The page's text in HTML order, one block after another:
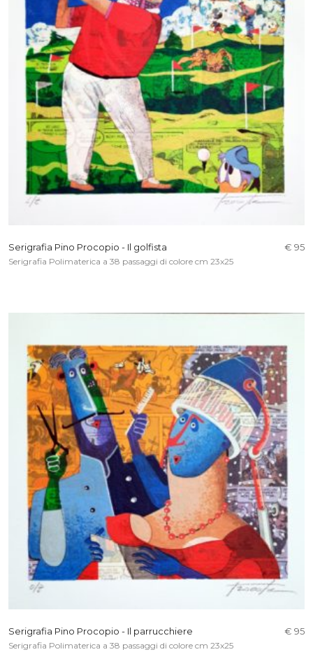
Serigrafia Pino Procopio - Il golfista € 95
Serigrafia Polimaterica a 38 passaggi di colore cm 23x25
Serigrafia Pino Procopio - Il parrucchiere € 95
Serigrafia Polimaterica a 38 passaggi di colore cm 23x25